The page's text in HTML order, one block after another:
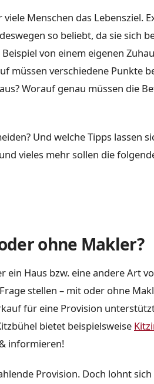
Menschen das Lebensziel.
so beliebt, da sie sich
von einem eigenen
müssen verschiedene Punkte
Worauf genau müssen die
Und welche Tipps lassen
vieles mehr sollen die
ohne Makler?
ein Haus bzw. eine andere Art
stellen – mit oder ohne
für eine Provision
bietet beispielsweise
informieren!
Provision. Doch lohnt sich